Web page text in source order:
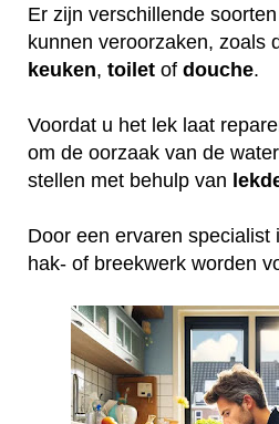
Er zijn verschillende
kunnen veroorzaken, zoals
keuken, toilet of douche.
Voordat u het lek laat
om de oorzaak van de
stellen met behulp van
Door een ervaren specialist
hak- of breekwerk worden